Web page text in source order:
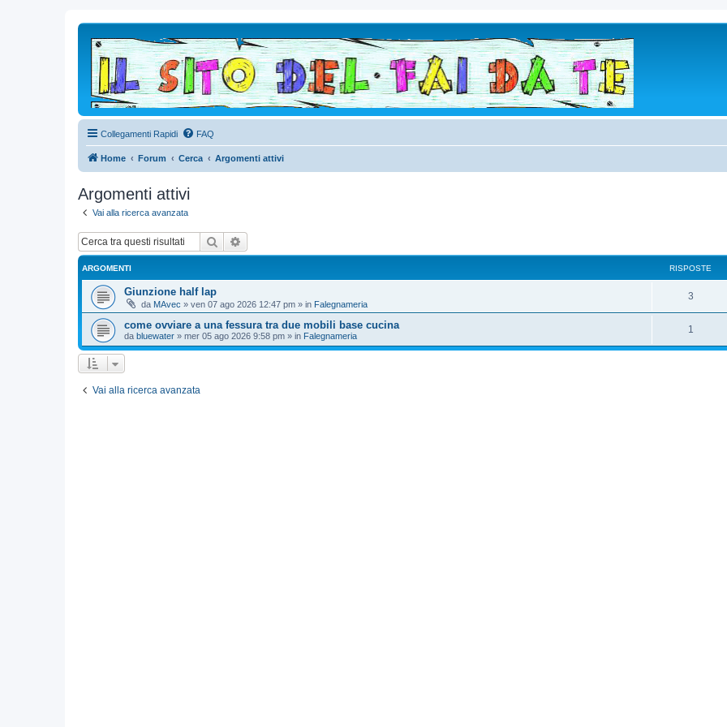
Collegamenti Rapidi FAQ
Home Forum Cerca Argomenti attivi
Argomenti attivi
Vai alla ricerca avanzata
Cerca
ARGOMENTI RISPOSTE
Giunzione half lap
da MAvec » ven 07 ago 2026 12:47 pm » in Falegnameria
3
come ovviare a una fessura tra due mobili base cucina
da bluewater » mer 05 ago 2026 9:58 pm » in Falegnameria
1
Vai alla ricerca avanzata